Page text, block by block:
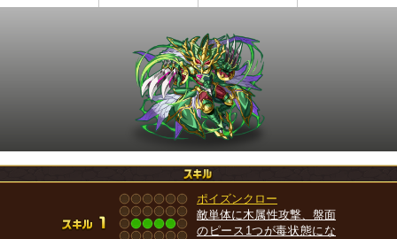
ポイズンクロー
敵単体に木属性攻撃、盤面
のピース1つが毒状態にな